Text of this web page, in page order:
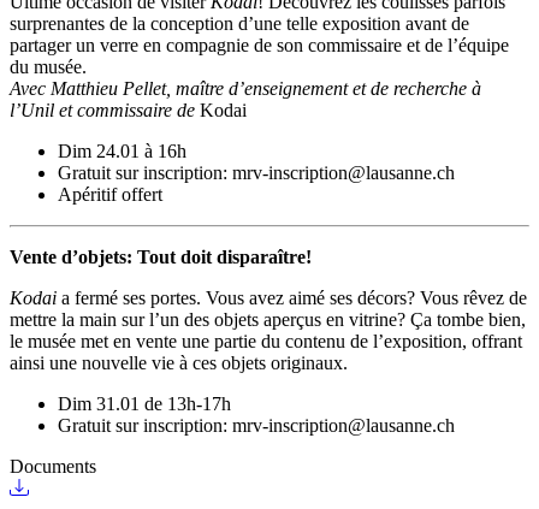
surprenantes de la conception d’une telle exposition avant de
partager un verre en compagnie de son commissaire et de l’équipe
du musée.
Avec Matthieu Pellet, maître d’enseignement et de recherche à
l’Unil et commissaire de Kodai
Dim 24.01 à 16h
Gratuit sur inscription: mrv-inscription@lausanne.ch
Apéritif offert
Vente d’objets: Tout doit disparaître!
Kodai a fermé ses portes. Vous avez aimé ses décors? Vous rêvez de
mettre la main sur l’un des objets aperçus en vitrine? Ça tombe bien,
le musée met en vente une partie du contenu de l’exposition, offrant
ainsi une nouvelle vie à ces objets originaux.
Dim 31.01 de 13h-17h
Gratuit sur inscription: mrv-inscription@lausanne.ch
Documents